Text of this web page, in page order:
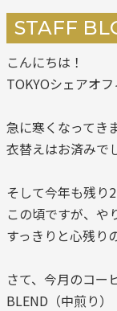
STAFF
こんにちは！
TOKYOシェアオ
急に寒くなってき
衣替えはお済みで
そして今年も残り
この頃ですが、や
すっきりと心残り
さて、今月のコー
BLEND（中煎り